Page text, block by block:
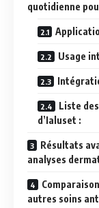
quotidienne
Usage
Liste
d’Ialuset :
Résultats
analyses
autres soins